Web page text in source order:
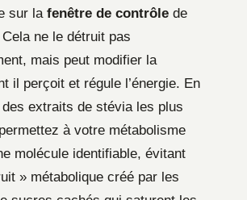
sur la fenêtre de contrôle de
ne le détruit pas
mais peut modifier la
il perçoit et régule l’énergie. En
extraits de stévia les plus
à votre métabolisme
molécule identifiable, évitant
» métabolique créé par les